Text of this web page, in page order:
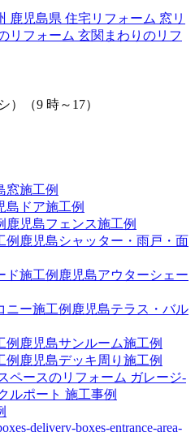
） （9 時～17）
窓施工例
ドア施工例
フェンス施工例
シャッター・雨戸・面
アウターシェー
テラス・バル
サンルーム施工例
デッキ周り施工例